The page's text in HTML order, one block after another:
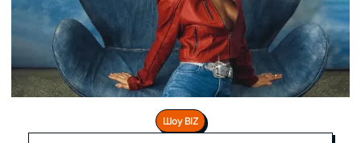
Шоу BIZ